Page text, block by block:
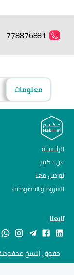
778876881
معلومات
الرئيسية
عن حكيم
تواصل معنا
الشروط و الخصوصية
تابعنا
حقوق النسخ محفوظة ©